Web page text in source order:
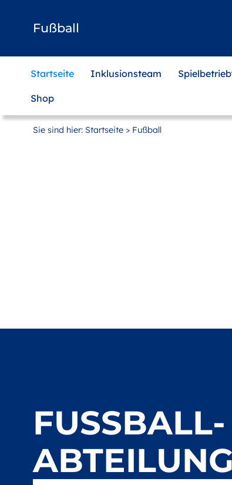
Hauptinhalt
Fußball
Startseite Inklusionsteam Spielbetrieb
Shop
Sie sind hier: Startseite > Fußball
FUSSBALL-A
BTEILUNG